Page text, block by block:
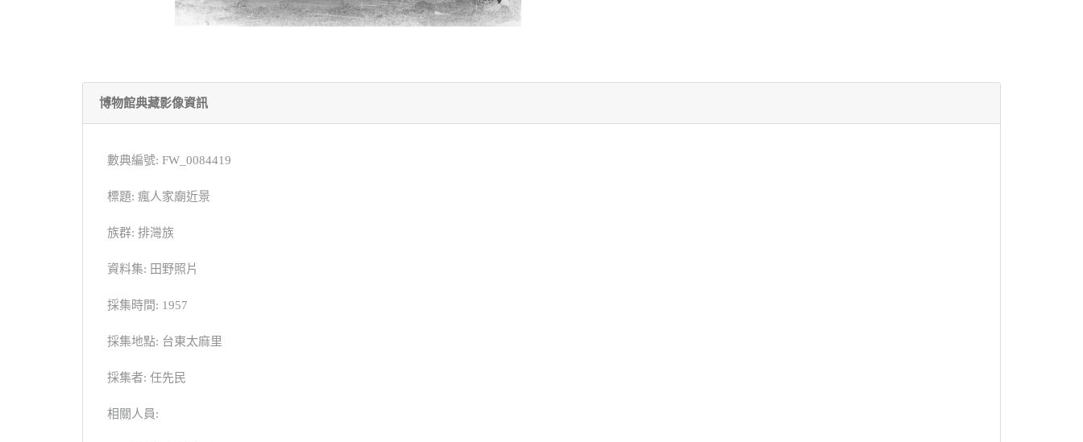
博物館典藏影像資訊
數典編號: FW_0084419
標題: 瘋人家廟近景
族群: 排灣族
資料集: 田野照片
採集時間: 1957
採集地點: 台東太麻里
採集者: 任先民
相關人員: